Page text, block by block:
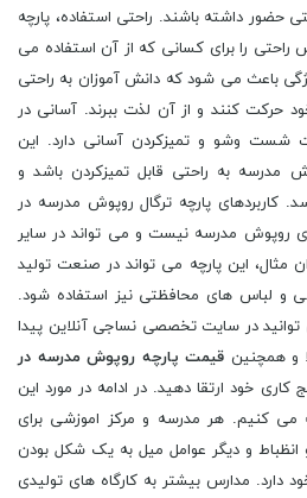
حضور داشته باشند. راحتی استفاده، پارچه
را برای کسانی که از آن استفاده می
باعث می شود که دانش آموزان به راحتی
حرکت کنند و از آن لذت ببرند. آسانی در
شست وشو و تمیزکردن آسانی دارد. این
به راحتی قابل تمیزکردن باشد و
کاربردهای پارچه ترگال روپوش مدرسه در
روپوش مدرسه نیست و می تواند در سایر
مثال، این پارچه می تواند در صنعت تولید
و لباس های محافظتی نیز استفاده شود.
توانید در سایت تخصصی نساجی آنلاین پیدا
و همچنین قیمت پارچه روپوش مدرسه در
کاری خود ارتقا دهید. در ادامه در مورد این
می کنیم. هر مدرسه و مرکز اموزشى براى
و انظباط و دیگر عوامل میل به یک شکل بودن
دارد. مدارس بیشتر به کارگاه هاى تولیدى